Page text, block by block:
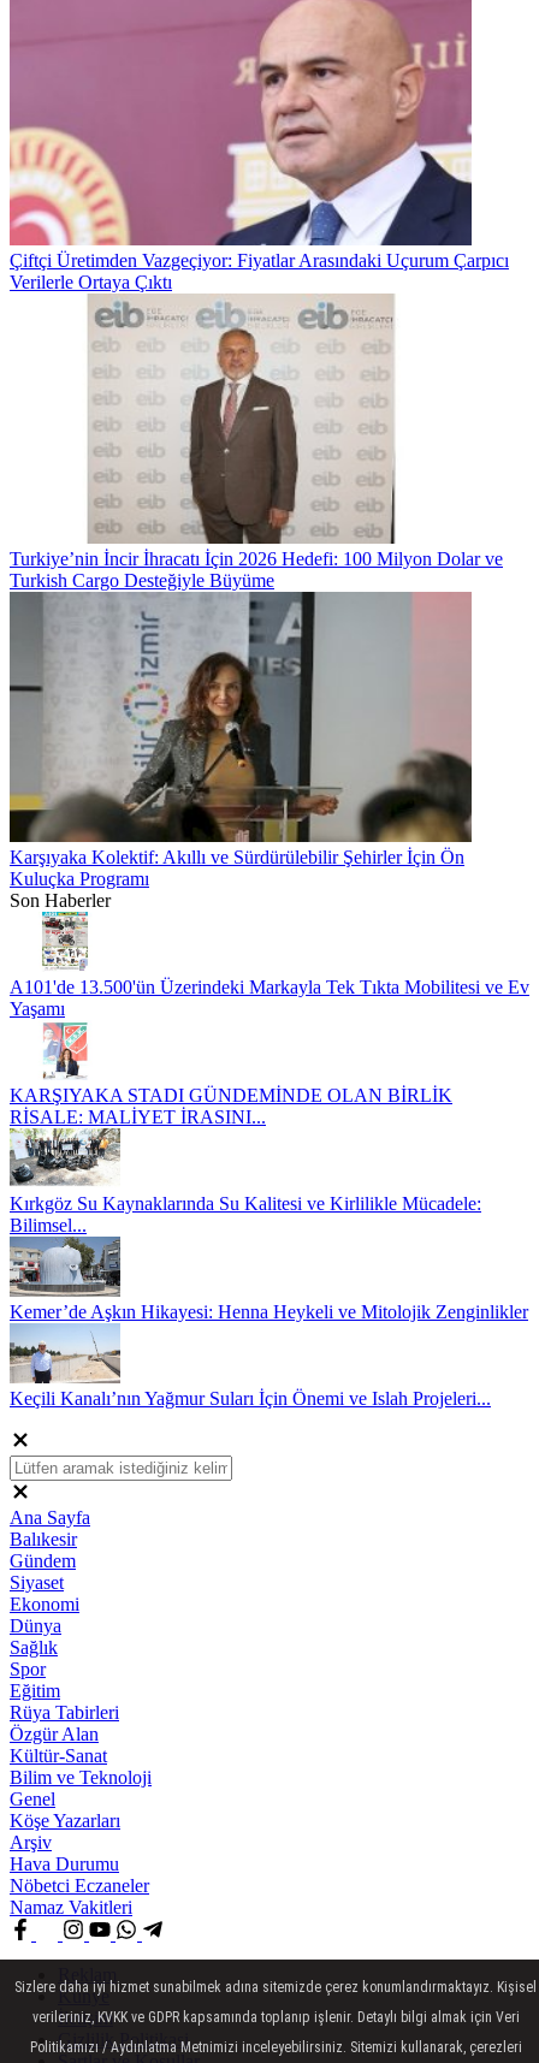
Çiftçi Üretimden Vazgeçiyor: Fiyatlar Arasındaki Uçurum Çarpıcı
Verilerle Ortaya Çıktı
Turkiye’nin İncir İhracatı İçin 2026 Hedefi: 100 Milyon Dolar ve
Turkish Cargo Desteğiyle Büyüme
Karşıyaka Kolektif: Akıllı ve Sürdürülebilir Şehirler İçin Ön
Kuluçka Programı
Son Haberler
A101'de 13.500'ün Üzerindeki Markayla Tek Tıkta Mobilitesi ve Ev
Yaşamı
KARŞIYAKA STADI GÜNDEMİNDE OLAN BİRLİK
RİSALE: MALİYET İRASINI...
Kırkgöz Su Kaynaklarında Su Kalitesi ve Kirlilikle Mücadele:
Bilimsel...
Kemer’de Aşkın Hikayesi: Henna Heykeli ve Mitolojik Zenginlikler
Keçili Kanalı’nın Yağmur Suları İçin Önemi ve Islah Projeleri...
Ana Sayfa
Balıkesir
Gündem
Siyaset
Ekonomi
Dünya
Sağlık
Spor
Eğitim
Rüya Tabirleri
Özgür Alan
Kültür-Sanat
Bilim ve Teknoloji
Genel
Köşe Yazarları
Arşiv
Hava Durumu
Nöbetci Eczaneler
Namaz Vakitleri
Künye
İletişim
Gizlilik Politikasi
Sizlere daha iyi hizmet sunabilmek adına sitemizde çerez konumlandırmaktayız. Kişisel
verileriniz, KVKK ve GDPR kapsamında toplanıp işlenir. Detaylı bilgi almak için Veri
Politikamızı / Aydınlatma Metnimizi inceleyebilirsiniz. Sitemizi kullanarak, çerezleri